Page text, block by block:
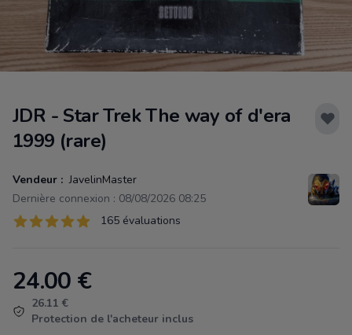
JDR - Star Trek The way of d'era
1999 (rare)
Vendeur : JavelinMaster
Dernière connexion : 08/08/2026 08:25
Évaluations
165 sur 5 étoiles165 évaluations
Product information
24.00 €
26.11 €
Protection de l'acheteur inclus